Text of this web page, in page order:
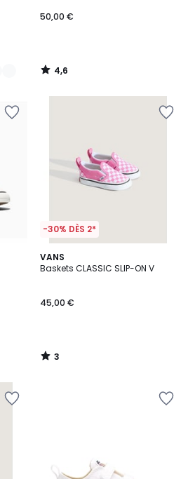
50,00 €
4,6
/
-30% DÈS 2*
VANS
Baskets CLASSIC SLIP-ON V
45,00 €
3
/
3
/